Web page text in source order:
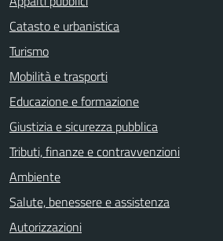
Catasto e urbanistica
Turismo
Mobilità e trasporti
Educazione e formazione
Giustizia e sicurezza pubblica
Tributi, finanze e contravvenzioni
Ambiente
Salute, benessere e assistenza
Autorizzazioni